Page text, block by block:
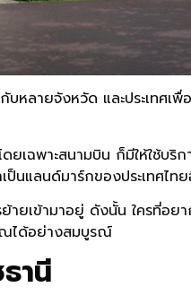
ลายจังหวัด และประเทศเพื่อ
ฉพาะสนามบิน ก็มีให้ใช้บริก
ป็นแลนด์มาร์กของประเทศไท
ายเข้ามาอยู่ ดังนั้น ใครที่อย
ณได้อย่างสมบูรณ์
านี